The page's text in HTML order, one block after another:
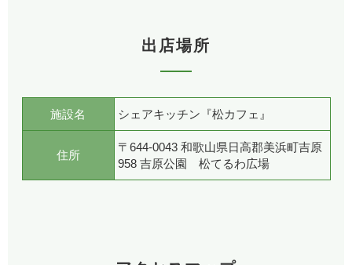
出店場所
施設名 シェアキッチン『松カフェ』
住所
〒644-0043 和歌山県日高郡美浜町吉原
958 吉原公園 松てるわ広場